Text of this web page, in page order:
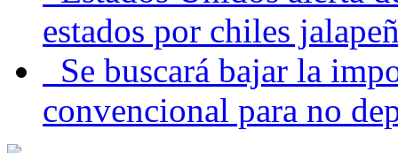
estados por chiles
Se buscará bajar la
convencional para no